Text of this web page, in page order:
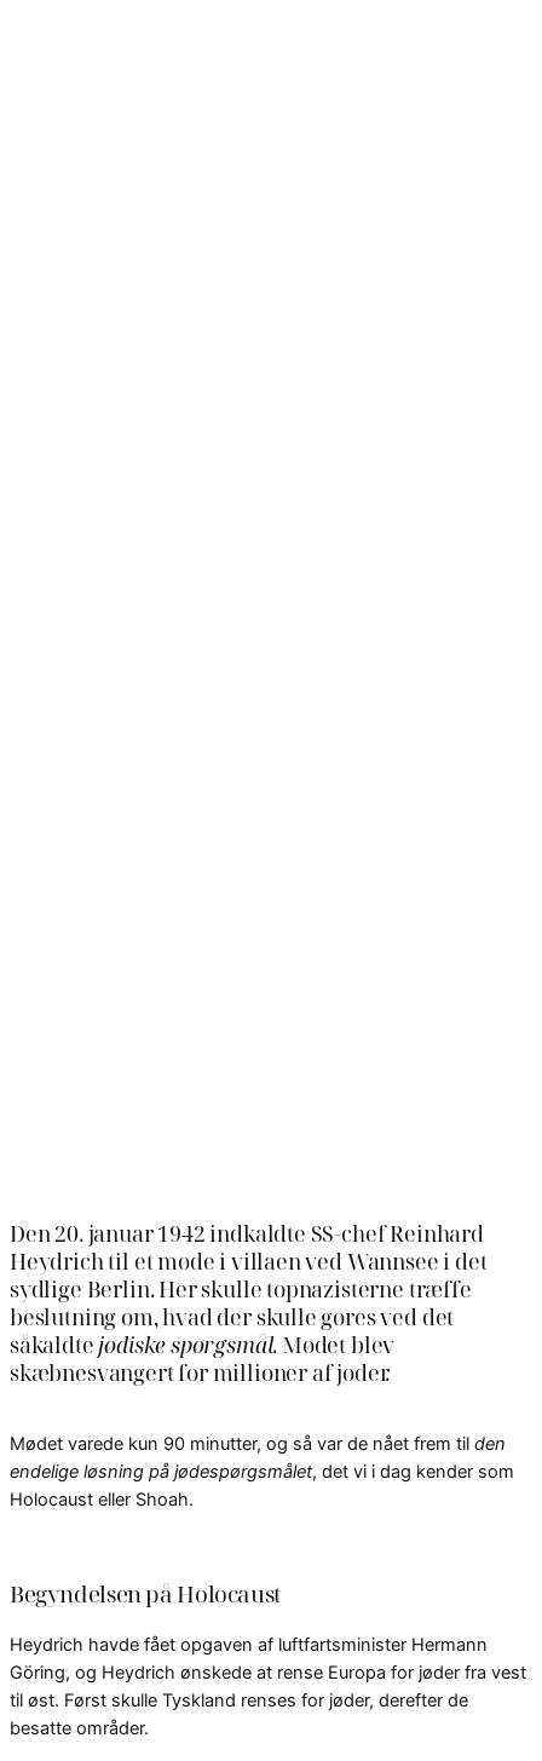
Den 20. januar 1942 indkaldte SS-chef Reinhard
Heydrich til et møde i villaen ved Wannsee i det
sydlige Berlin. Her skulle topnazisterne træffe
beslutning om, hvad der skulle gøres ved det
såkaldte jødiske spørgsmål. Mødet blev
skæbnesvangert for millioner af jøder.
Mødet varede kun 90 minutter, og så var de nået frem til den
endelige løsning på jødespørgsmålet, det vi i dag kender som
Holocaust eller Shoah.
Begyndelsen på Holocaust
Heydrich havde fået opgaven af luftfartsminister Hermann
Göring, og Heydrich ønskede at rense Europa for jøder fra vest
til øst. Først skulle Tyskland renses for jøder, derefter de
besatte områder.